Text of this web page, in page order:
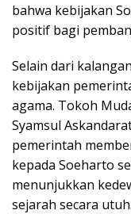
bahwa kebijakan
positif bagi
Selain dari
kebijakan
agama. Tokoh
Syamsul
pemerintah
kepada Soeharto
menunjukkan
sejarah secara